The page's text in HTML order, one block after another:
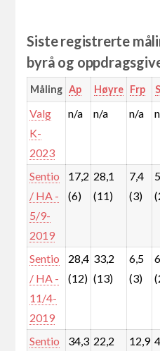
Siste registrerte
byrå og
Måling Ap Høyre Frp
Valg
K-
2023
n/a n/a n/a
Sentio
/ HA -
5/9-
2019
17,2
(6)
28,1
(11)
7,4
(3)
Sentio
/ HA -
11/4-
2019
28,4
(12)
33,2
(13)
6,5
(3)
Sentio
34,3 22,2
12,9